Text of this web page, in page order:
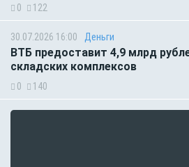
0 122
30.07.2026 16:00 Деньги
ВТБ предоставит 4,9 млрд
складских комплексов
0 140